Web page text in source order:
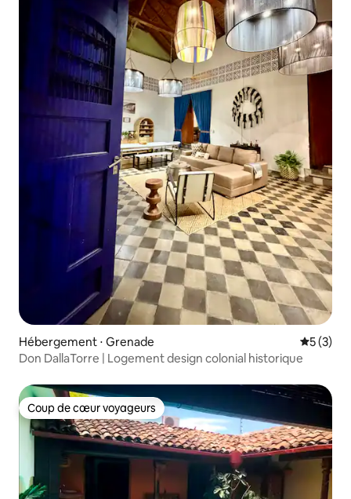
Hébergement ⋅ Grenade
5 (3)
Don DallaTorre | Logement design colonial historique
Coup de cœur voyageurs
Coup de cœur voyageurs